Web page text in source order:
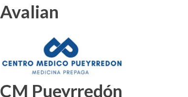
Avalian
CM Pueyrredón